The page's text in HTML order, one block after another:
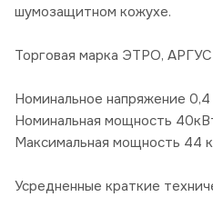
шумозащитном кожухе.
Торговая марка ЭТРО, АРГУС
Номинальное напряжение 0,4
Номинальная мощность
Максимальная мощность 44
Усредненные краткие